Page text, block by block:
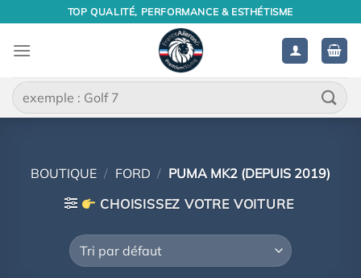
contenu
TOP QUALITÉ, PERFORMANCE & ESTHÉTISME
Recherche
pour :
BOUTIQUE / FORD / PUMA MK2 (DEPUIS 2019)
CHOISISSEZ VOTRE VOITURE